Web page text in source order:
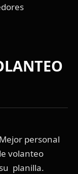
personal
volanteo
planilla.